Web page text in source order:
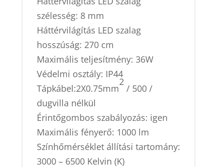
szélesség: 8 mm
Háttérvilágítás LED szalag
hosszúság: 270 cm
Maximális teljesítmény: 36W
Védelmi osztály: IP44
Tápkábel:2X0.75mm
2
/ 500 /
dugvilla nélkül
Érintőgombos szabályozás: igen
Maximális fényerő: 1000 lm
Színhőmérséklet állítási tartomány:
3000 – 6500 Kelvin (K)